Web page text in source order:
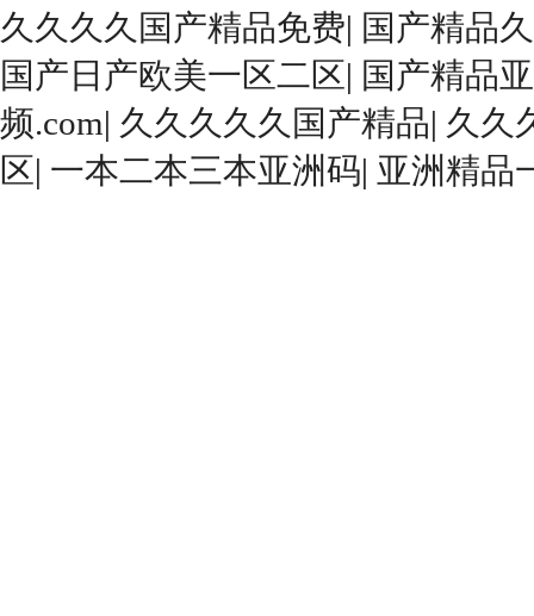
久久久久国产精品免费| 国产精品
国产日产欧美一区二区| 国产精品
频.com| 久久久久久国产精品| 久久
区| 一本二本三本亚洲码| 亚洲精品